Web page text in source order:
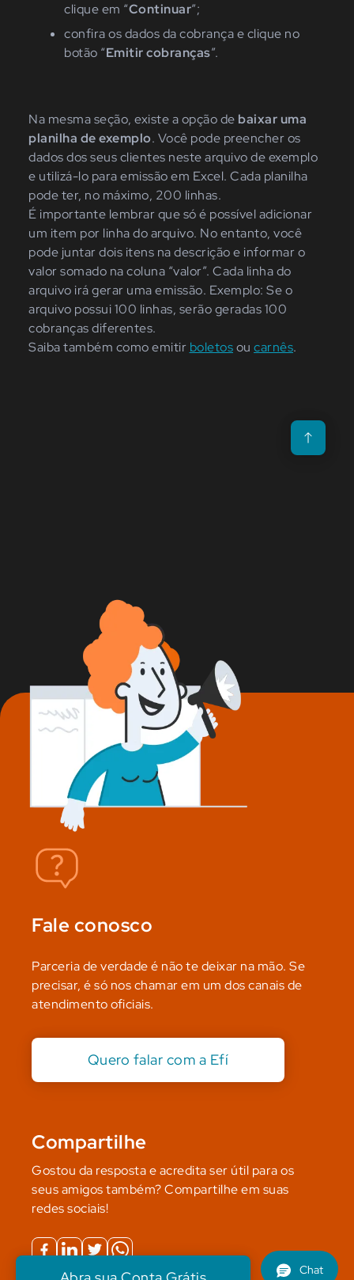
clique em “Continuar”;
confira os dados da cobrança e clique no
botão “Emitircobranças”.
Na mesma seção, existe a opção de baixar uma
planilha de exemplo. Você pode preencher os
dados dos seus clientes neste arquivo de exemplo
e utilizá-lo para emissão em Excel. Cada planilha
pode ter, no máximo, 200 linhas.
É importante lembrar que só é possível adicionar
um item por linha do arquivo. No entanto, você
pode juntar dois itens na descrição e informar o
valor somado na coluna “valor”. Cada linha do
arquivo irá gerar uma emissão. Exemplo: Se o
arquivo possui 100 linhas, serão geradas 100
cobranças diferentes.
Saiba também como emitir boletosou carnês.
Voltar para o
Fale conosco
Parceria de verdade é não te deixar na mão. Se
precisar, é só nos chamar em um dos canais de
atendimento oficiais.
Quero falar com a Efí
Compartilhe
Gostou da resposta e acredita ser útil para os
seus amigos também? Compartilhe em suas
redes sociais!